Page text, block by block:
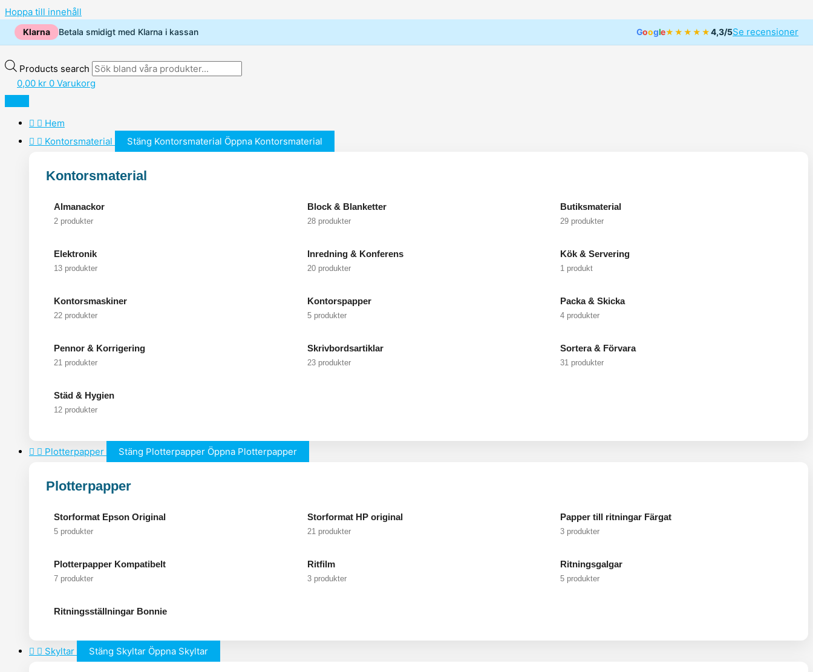
Hoppa till innehåll
Klarna Betala smidigt med Klarna i kassan Google★★★★★4,3/5Se recensioner
Products search
0,00 kr 0 Varukorg
Hem
Kontorsmaterial
Stäng Kontorsmaterial Öppna Kontorsmaterial
Kontorsmaterial
Almanackor
2 produkter
Block & Blanketter
28 produkter
Butiksmaterial
29 produkter
Elektronik
13 produkter
Inredning & Konferens
20 produkter
Kök & Servering
1 produkt
Kontorsmaskiner
22 produkter
Kontorspapper
5 produkter
Packa & Skicka
4 produkter
Pennor & Korrigering
21 produkter
Skrivbordsartiklar
23 produkter
Sortera & Förvara
31 produkter
Städ & Hygien
12 produkter
Plotterpapper Stäng Plotterpapper Öppna Plotterpapper
Plotterpapper
Storformat Epson Original
5 produkter
Storformat HP original
21 produkter
Papper till ritningar Färgat
3 produkter
Plotterpapper Kompatibelt
7 produkter
Ritfilm
3 produkter
Ritningsgalgar
5 produkter
Ritningsställningar Bonnie
Skyltar Stäng Skyltar Öppna Skyltar